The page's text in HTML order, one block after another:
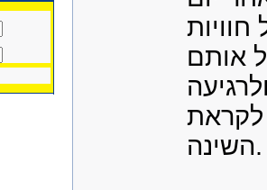
חוויות
אותם
לקראת
השינה.